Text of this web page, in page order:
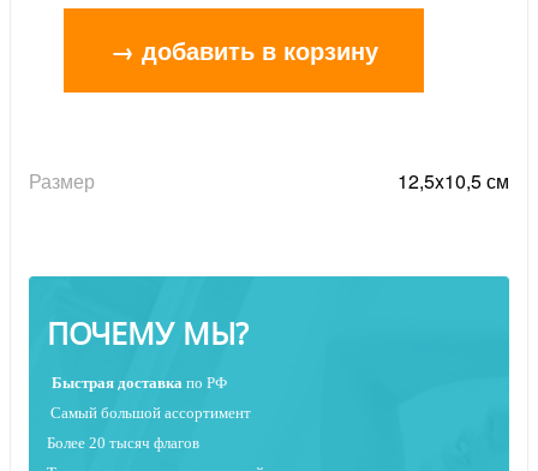
→ добавить в корзину
Размер 12,5x10,5 см
ПОЧЕМУ МЫ?
Быстрая доставка по РФ
Самый большой ассортимент
Более 20 тысяч флагов